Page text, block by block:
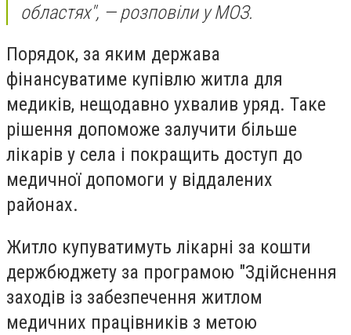
областях", — розповіли у МОЗ.
Порядок, за яким держава
фінансуватиме купівлю житла для
медиків, нещодавно ухвалив уряд. Таке
рішення допоможе залучити більше
лікарів у села і покращить доступ до
медичної допомоги у віддалених
районах.
Житло купуватимуть лікарні за кошти
держбюджету за програмою "Здійснення
заходів із забезпечення житлом
медичних працівників з метою